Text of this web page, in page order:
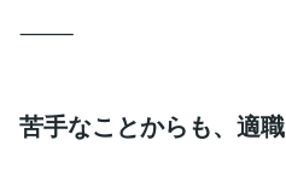
⸻
苦手なことからも、適